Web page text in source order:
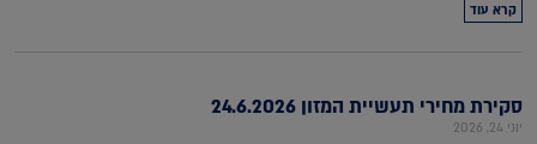
קרא עוד
סקירת מחירי תעשיית המזון 24.6.2026
יוני 24, 2026